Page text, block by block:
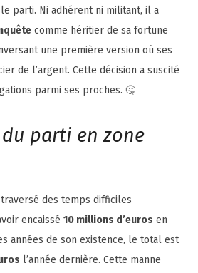
parti. Ni adhérent ni militant, il a
comme héritier de sa fortune
une première version où ses
de l’argent. Cette décision a suscité
parmi ses proches. 🤔
du parti en zone
des temps difficiles
encaissé 10 millions d’euros en
années de son existence, le total est
l’année dernière. Cette manne